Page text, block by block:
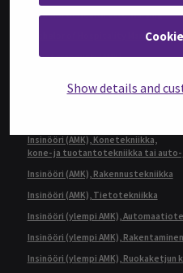
Show details and
Bachelor of Health Care, Nursing
Bachelor of Hospitality Management
Fysioterapeutti (AMK)
Insinööri (AMK), Konetekniikka,
kone- ja tuotantotekniikka tai
Insinööri (AMK), Rakennustekniikka
Insinööri (AMK), Tietotekniikka
Insinööri (ylempi AMK),
Insinööri (ylempi AMK), Rakentaminen
Insinööri (ylempi AMK), Ruokaketjun